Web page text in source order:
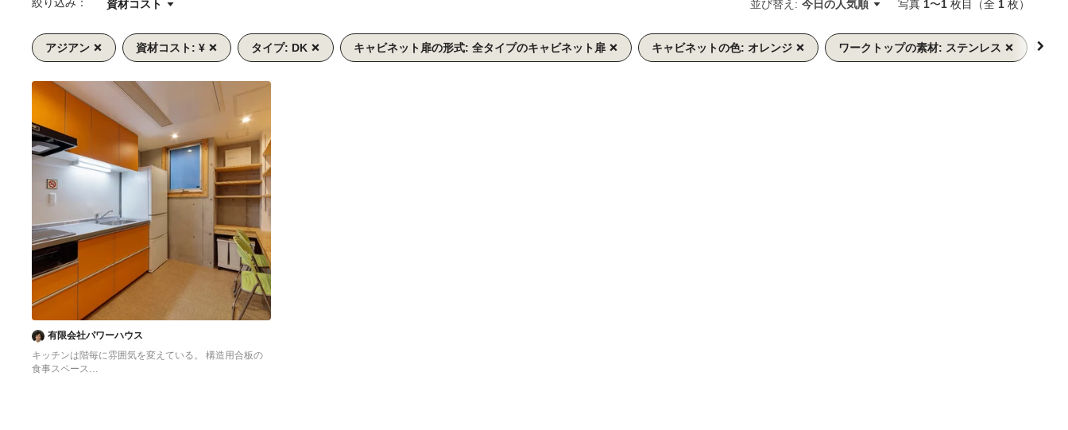
絞り込み： 資材コスト 並び替え: 今日の人気順 写真 1〜1 枚目（全 1 枚）
アジアン 資材コスト: ¥ タイプ: DK キャビネット扉の形式: 全タイプのキャビネット扉 キャビネットの色: オレンジ ワークトップの素材: ステンレス
へ
へ
有限会社パワーハウス
キッチンは階毎に雰囲気を変えている。 構造用合板の
食事スペース